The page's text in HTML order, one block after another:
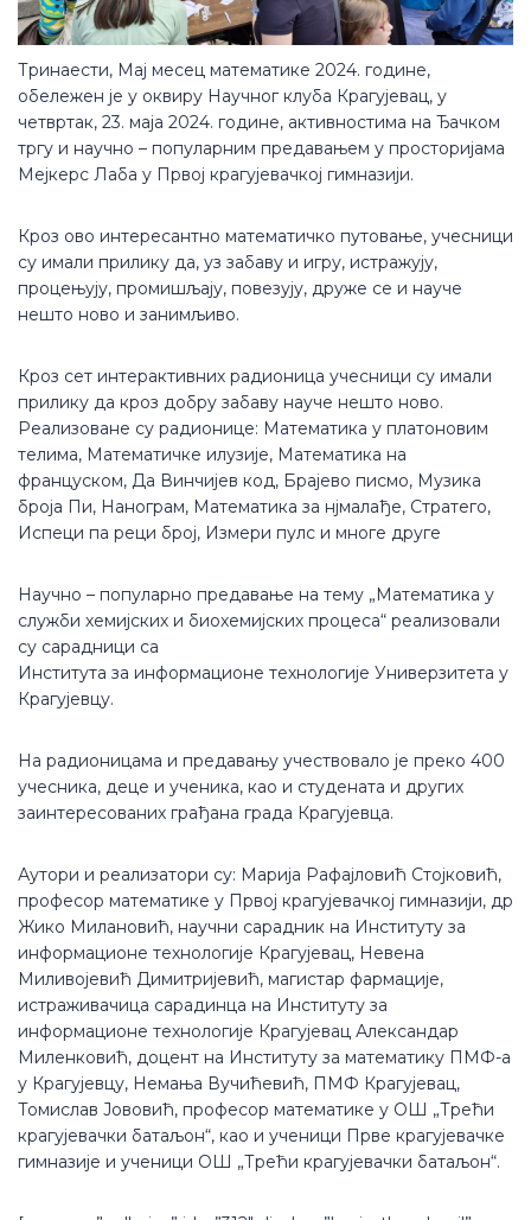
Тринаести, Мај месец математике 2024. године,
обележен је у оквиру Научног клуба Крагујевац, у
четвртак, 23. маја 2024. године, активностима на Ђачком
тргу и научно – популарним предавањем у просторијама
Мејкерс Лаба у Првој крагујевачкој гимназији.
Кроз ово интересантно математичко путовање, учесници
су имали прилику да, уз забаву и игру, истражују,
процењују, промишљају, повезују, друже се и науче
нешто ново и занимљиво.
Кроз сет интерактивних радионица учесници су имали
прилику да кроз добру забаву науче нешто ново.
Реализоване су радионице: Математика у платоновим
телима, Математичке илузије, Математика на
француском, Да Винчијев код, Брајево писмо, Музика
броја Пи, Нанограм, Математика за нјмалађе, Стратего,
Испеци па реци број, Измери пулс и многе друге
Научно – популарно предавање на тему „Математика у
служби хемијских и биохемијских процеса“ реализовали
су сарадници са
Института за информационе технологије Универзитета у
Крагујевцу.
На радионицама и предавању учествовало је преко 400
учесника, деце и ученика, као и студената и других
заинтересованих грађана града Крагујевца.
Аутори и реализатори су: Марија Рафајловић Стојковић,
професор математике у Првој крагујевачкој гимназији, др
Жико Милановић, научни сарадник на Институту за
информационе технологије Крагујевац, Невена
Миливојевић Димитријевић, магистар фармације,
истраживачица сарадинца на Институту за
информационе технологије Крагујевац Александар
Миленковић, доцент на Институту за математику ПМФ-а
у Крагујевцу, Немања Вучићевић, ПМФ Крагујевац,
Томислав Јововић, професор математике у ОШ „Трећи
крагујевачки батаљон“, као и ученици Прве крагујевачке
гимназије и ученици ОШ „Трећи крагујевачки батаљон“.